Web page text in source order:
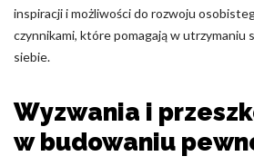
inspiracji i możliwości do rozwoju
czynnikami, które pomagają w utrzymaniu
siebie.
Wyzwania i
w budowaniu